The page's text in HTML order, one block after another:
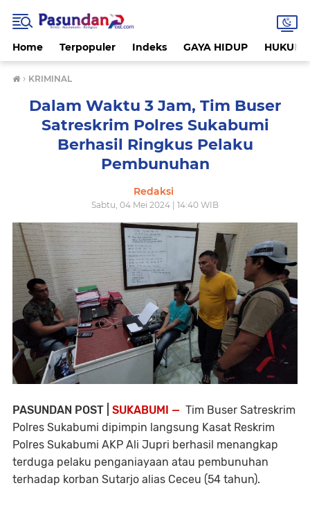
Home Terpopuler Indeks GAYA HIDUP HUKUM
› KRIMINAL
Dalam Waktu 3 Jam, Tim Buser
Satreskrim Polres Sukabumi
Berhasil Ringkus Pelaku
Pembunuhan
Redaksi
Sabtu, 04 Mei 2024 | 14:40 WIB
PASUNDAN POST | SUKABUMI — Tim Buser Satreskrim
Polres Sukabumi dipimpin langsung Kasat Reskrim
Polres Sukabumi AKP Ali Jupri berhasil menangkap
terduga pelaku penganiayaan atau pembunuhan
terhadap korban Sutarjo alias Ceceu (54 tahun).